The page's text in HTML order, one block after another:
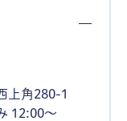
上角280-1
12:00～